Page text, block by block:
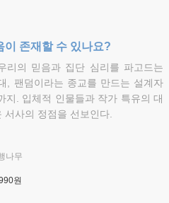
이 존재할 수 있나요?
리의 믿음과 집단 심리를 파고드는
, 팬덤이라는 종교를 만드는 설계자
지. 입체적 인물들과 작가 특유의 대
사의 정점을 선보인다.
나무
원